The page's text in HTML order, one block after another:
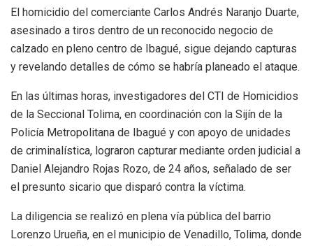
El homicidio del comerciante Carlos Andrés Naranjo Duarte,
asesinado a tiros dentro de un reconocido negocio de
calzado en pleno centro de Ibagué, sigue dejando capturas
y revelando detalles de cómo se habría planeado el ataque.
En las últimas horas, investigadores del CTI de Homicidios
de la Seccional Tolima, en coordinación con la Sijín de la
Policía Metropolitana de Ibagué y con apoyo de unidades
de criminalística, lograron capturar mediante orden judicial a
Daniel Alejandro Rojas Rozo, de 24 años, señalado de ser
el presunto sicario que disparó contra la víctima.
La diligencia se realizó en plena vía pública del barrio
Lorenzo Urueña, en el municipio de Venadillo, Tolima, donde